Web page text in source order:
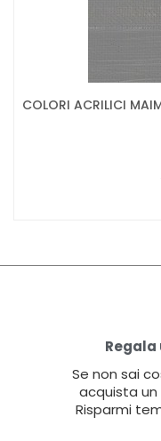
COLORI ACRILICI
Regala
Se non sai
acquista un
Risparmi